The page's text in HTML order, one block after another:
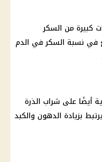
كبيرة من السكر
في نسبة السكر في الدم
أيضًا على شراب الذرة
بزيادة الدهون والكبد